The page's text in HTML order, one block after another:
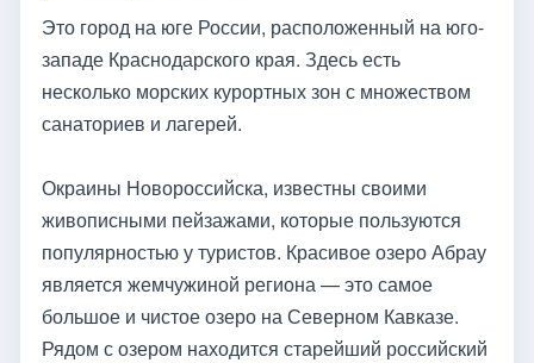
Это город на юге России, расположенный на юго-
западе Краснодарского края. Здесь есть
несколько морских курортных зон с множеством
санаториев и лагерей.
Окраины Новороссийска, известны своими
живописными пейзажами, которые пользуются
популярностью у туристов. Красивое озеро Абрау
является жемчужиной региона — это самое
большое и чистое озеро на Северном Кавказе.
Рядом с озером находится старейший российский